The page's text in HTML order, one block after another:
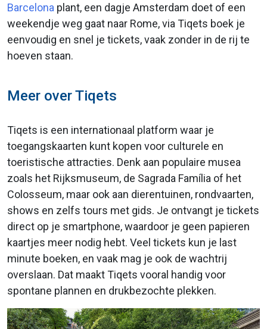
Barcelona plant, een dagje Amsterdam doet of een
weekendje weg gaat naar Rome, via Tiqets boek je
eenvoudig en snel je tickets, vaak zonder in de rij te
hoeven staan.
Meer over Tiqets
Tiqets is een internationaal platform waar je
toegangskaarten kunt kopen voor culturele en
toeristische attracties. Denk aan populaire musea
zoals het Rijksmuseum, de Sagrada Família of het
Colosseum, maar ook aan dierentuinen, rondvaarten,
shows en zelfs tours met gids. Je ontvangt je tickets
direct op je smartphone, waardoor je geen papieren
kaartjes meer nodig hebt. Veel tickets kun je last
minute boeken, en vaak mag je ook de wachtrij
overslaan. Dat maakt Tiqets vooral handig voor
spontane plannen en drukbezochte plekken.